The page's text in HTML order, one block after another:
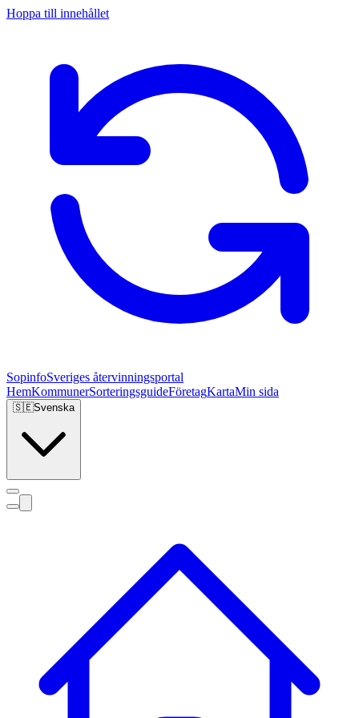
Hoppa till innehållet
SopinfoSveriges återvinningsportal
HemKommunerSorteringsguideFöretagKartaMin sida
🇸🇪Svenska